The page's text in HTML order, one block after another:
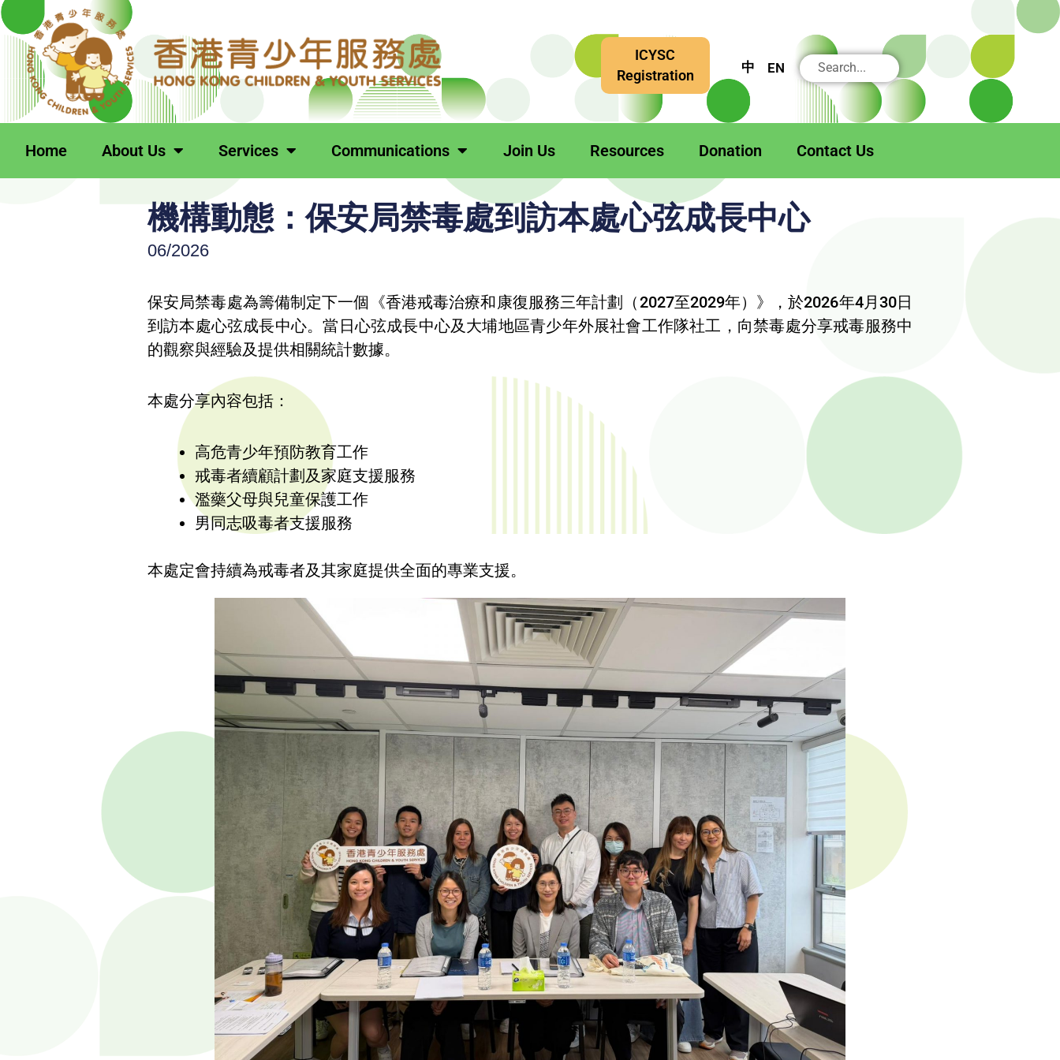
跳
至
ICYSC
Registration
中 EN
搜
尋
Home About Us Services Communications Join Us Resources Donation Contact Us
機構動態：保安局禁毒處到訪本處心弦成長中心
06/2026
保安局禁毒處為籌備制定下一個《香港戒毒治療和康復服務三年計劃（2027至2029年）》，於2026年4月30日
到訪本處心弦成長中心。當日心弦成長中心及大埔地區青少年外展社會工作隊社工，向禁毒處分享戒毒服務中
的觀察與經驗及提供相關統計數據。
本處分享內容包括：
高危青少年預防教育工作
戒毒者續顧計劃及家庭支援服務
濫藥父母與兒童保護工作
男同志吸毒者支援服務
本處定會持續為戒毒者及其家庭提供全面的專業支援。